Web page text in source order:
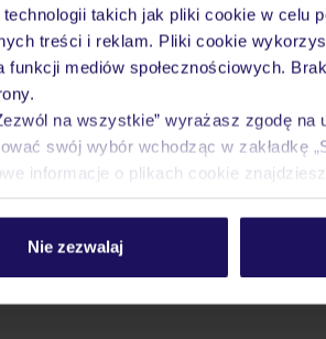
takich jak pliki cookie w celu
treści i reklam. Pliki cookie
funkcji mediów społecznościowych.
na wszystkie” wyrażasz zgodę
swój wybór wchodząc w zakładkę
informacje o plikach cookie
Nie zezwalaj